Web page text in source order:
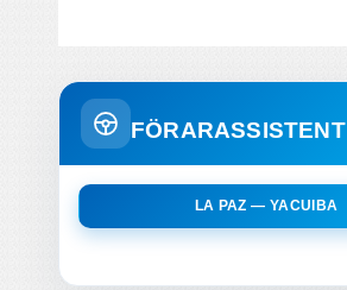
FÖRARASSISTENT
LA PAZ — YACUIBA